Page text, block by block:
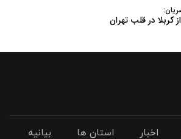
کربلا در قلب تهران
اخبار استان ها بیانیه